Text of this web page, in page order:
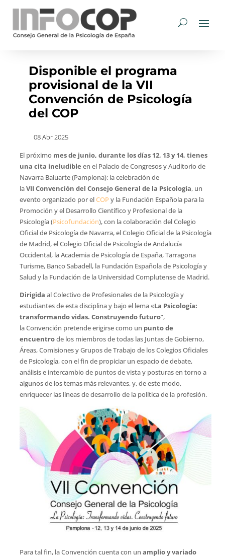
Disponible el programa
provisional de la VII
Convención de Psicología
del COP
08 Abr 2025
El próximo mes de junio, durante los días 12, 13 y 14, tienes
una cita ineludible en el Palacio de Congresos y Auditorio de
Navarra Baluarte (Pamplona): la celebración de
laVII Convención del Consejo General de la Psicología, un
evento organizado por elCOPy la Fundación Española para la
Promoción y el Desarrollo Científico y Profesional de la
Psicología (Psicofundación), con la colaboración del Colegio
Oficial de Psicología de Navarra, el Colegio Oficial de la Psicología
de Madrid, el Colegio Oficial de Psicología de Andalucía
Occidental, la Academia de Psicología de España, Tarragona
Turisme, Banco Sabadell, la Fundación Española de Psicología y
Salud y la Fundación de la Universidad Complutense de Madrid.
Dirigida al Colectivo de Profesionales de la Psicología y
estudiantes de esta disciplina y bajo el lema «La Psicología:
transformando vidas. Construyendo futuro”,
la Convención pretende erigirse como un punto de
encuentrode los miembros de todas las Juntas de Gobierno,
Áreas, Comisiones y Grupos de Trabajo de los Colegios Oficiales
de Psicología, con el fin de propiciar un espacio de debate,
análisis e intercambio de puntos de vista y posturas en torno a
algunos de los temas más relevantes, y, de este modo,
enriquecer las líneas de desarrollo de la política de la profesión.
Para tal fin, la Convención cuenta con un amplio y variado